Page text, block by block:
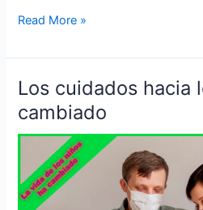
Read More »
Los cuidados hacia
cambiado
Los
cuidados
hacia
niños
han
cambiado